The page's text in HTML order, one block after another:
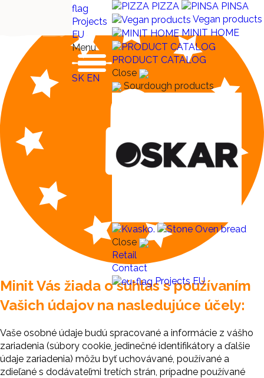
Minit Vás žiada o súhlas s používaním
Vašich údajov na nasledujúce účely:
Vaše osobné údaje budú spracované a informácie z vášho
zariadenia (súbory cookie, jedinečné identifikátory a ďalšie
údaje zariadenia) môžu byť uchovávané, používané a
zdieľané s dodávateľmi tretích strán, prípadne používané
Projects
EU
Menu
SK EN
PIZZA
PINSA
Vegan products
MINIT HOME
PRODUCT CATALOG
Close
Sourdough products
Close
Retail
Contact
Projects EU